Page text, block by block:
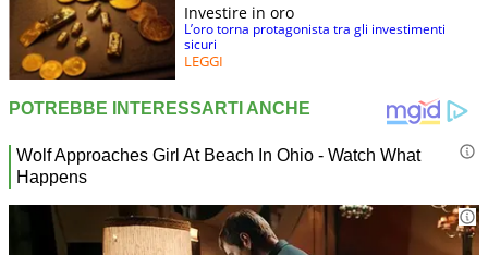
Investire in oro
L’oro torna protagonista tra gli investimenti
sicuri
LEGGI